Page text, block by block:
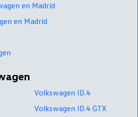
en Madrid
en Madrid
Volkswagen ID.4
Volkswagen ID.4 GTX